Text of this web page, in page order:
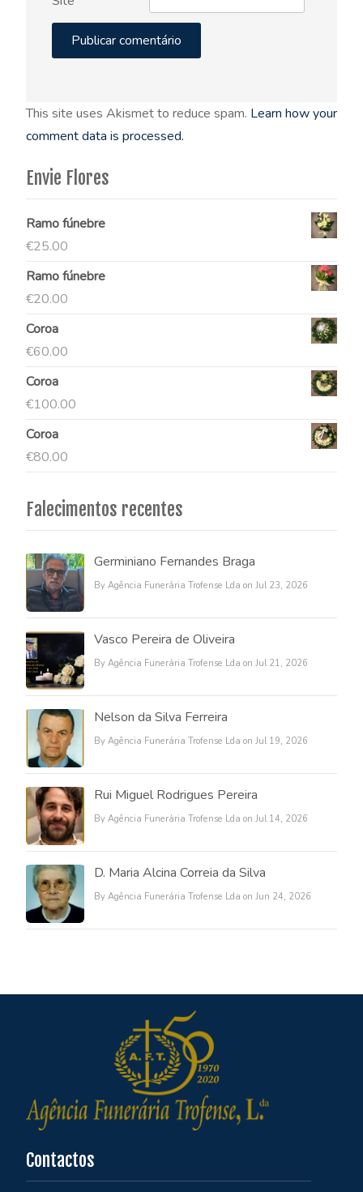
This site uses Akismet to reduce spam. Learn how your
comment data is processed.
Envie Flores
Ramo fúnebre
€25.00
Ramo fúnebre
€20.00
Coroa
€60.00
Coroa
€100.00
Coroa
€80.00
Falecimentos recentes
Germiniano Fernandes Braga
By Agência Funerária Trofense Lda on Jul 23, 2026
Vasco Pereira de Oliveira
By Agência Funerária Trofense Lda on Jul 21, 2026
Nelson da Silva Ferreira
By Agência Funerária Trofense Lda on Jul 19, 2026
Rui Miguel Rodrigues Pereira
By Agência Funerária Trofense Lda on Jul 14, 2026
D. Maria Alcina Correia da Silva
By Agência Funerária Trofense Lda on Jun 24, 2026
Contactos